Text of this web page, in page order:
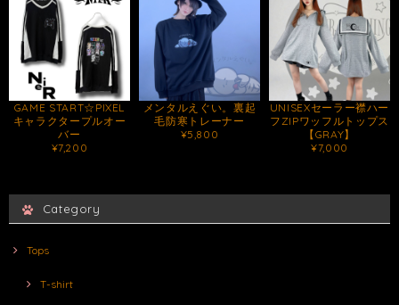
GAME START☆PIXEL
キャラクタープルオー
バー
¥7,200
メンタルえぐい。裏起
毛防寒トレーナー
¥5,800
UNISEXセーラー襟ハー
フZIPワッフルトップス
【GRAY】
¥7,000
Category
Tops
T-shirt